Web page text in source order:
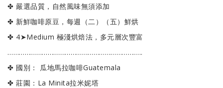
✤ 嚴選品質，自然風味無須添加
✤ 新鮮咖啡原豆，每週（二）（五）鮮烘
✤ 4➤Medium 極淺烘焙法，多元層次豐富
……………………………………………………………..
✤ 國別： 瓜地馬拉咖啡Guatemala
✤ 莊園：La Minita拉米妮塔